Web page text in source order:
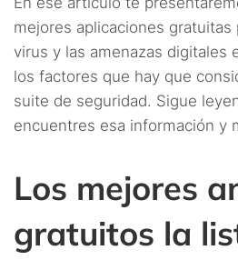
mejores aplicaciones gratuitas
virus y las amenazas digitales
los factores que hay que
suite de seguridad. Sigue
encuentres esa información y
Los mejores
gratuitos la